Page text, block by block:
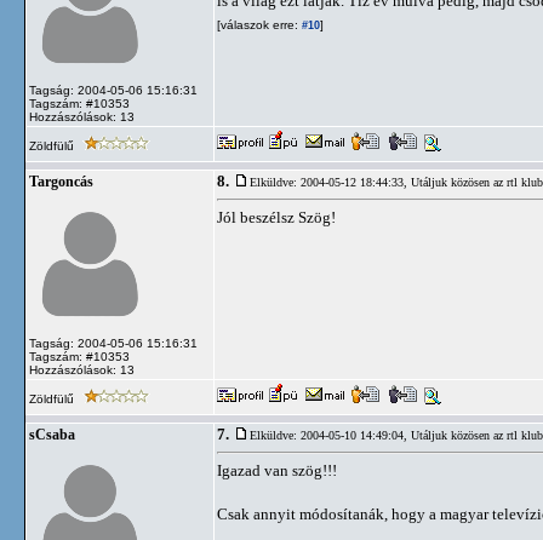
Tagság: 2004-05-06 15:16:31
Tagszám: #10353
Hozzászólások: 13
[válaszok erre: #10]
Zöldfülű
Targoncás
Tagság: 2004-05-06 15:16:31
Tagszám: #10353
Hozzászólások: 13
8. Elküldve: 2004-05-12 18:44:33, Utáljuk közösen az rtl
Jól beszélsz Szög!
Zöldfülű
sCsaba 7. Elküldve: 2004-05-10 14:49:04, Utáljuk közösen az rtl
Igazad van szög!!!
Csak annyit módosítanák, hogy a magyar